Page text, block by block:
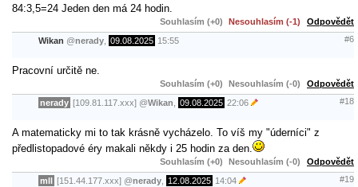
84:3,5=24 Jeden den má 24 hodin.
Souhlasím (+0) Nesouhlasím (-1) Odpovědět
Wikan @nerady 09.08.2025 15:55 #6
Pracovní určitě ne.
Souhlasím (+0) Nesouhlasím (-0) Odpovědět
nerady [109.81.117.xxx] @Wikan 09.08.2025 22:06 #18
A matematicky mi to tak krásně vycházelo. To víš my "úderníci" z
předlistopadové éry makali někdy i 25 hodin za den.
Souhlasím (+0) Nesouhlasím (-0) Odpovědět
mll [151.44.177.xxx] @nerady 12.08.2025 14:04 #19